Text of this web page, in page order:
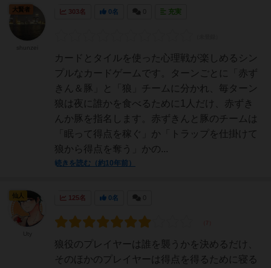
303名 0名 充実
カードとタイルを使った心理戦が楽しめるシン
プルなカードゲームです。ターンごとに「赤ず
きん＆豚」と「狼」チームに分かれ、毎ターン
狼は夜に誰かを食べるために1人だけ、赤ずき
んか豚を指名します。赤ずきんと豚のチームは
「眠って得点を稼ぐ」か「トラップを仕掛けて
狼から得点を奪う」かの...
続きを読む（約10年前）
大賢者
125名 0名
狼役のプレイヤーは誰を襲うかを決めるだけ、
そのほかのプレイヤーは得点を得るために寝る
仙人